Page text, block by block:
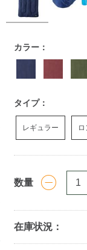
https://
hiking/sleeping-
bag/g/
カラー：
タイプ：
レギュラー
数量
在庫状況：